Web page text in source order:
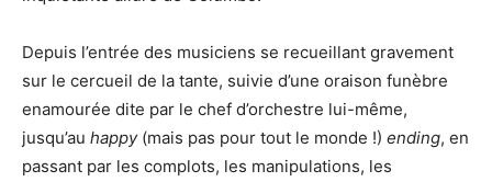
Depuis l’entrée des musiciens se recueillant gravement
sur le cercueil de la tante, suivie d’une oraison funèbre
enamourée dite par le chef d’orchestre lui-même,
jusqu’au happy(mais pas pour tout le monde !) ending, en
passant par les complots, les manipulations, les